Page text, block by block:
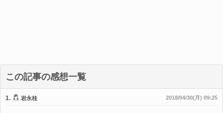
この記事の感想一覧
1. 岩永桂 2018/04/30(月) 09:25